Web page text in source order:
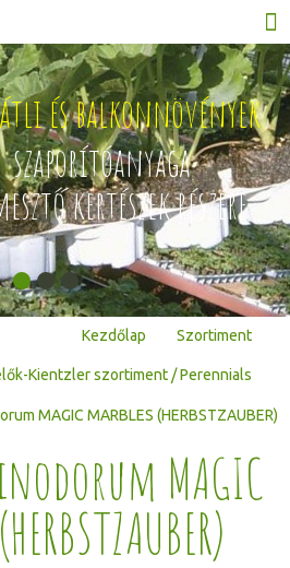
és balkonnövények
szaporítóanyaga
kertészek részére
Kezdőlap Szortiment
Kientzler szortiment / Perennials
MAGIC MARBLES (HERBSTZAUBER)
MAGIC